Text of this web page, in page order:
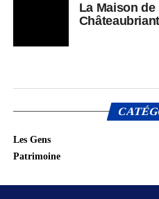
La Maison
Les Gens
Patrimoine